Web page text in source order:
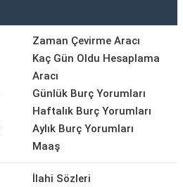
Zaman Çevirme Aracı
Kaç Gün Oldu Hesaplama
Aracı
Günlük Burç Yorumları
Haftalık Burç Yorumları
Aylık Burç Yorumları
Maaş
İlahi Sözleri